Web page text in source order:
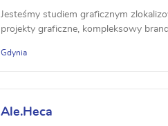
Jesteśmy studiem graficznym
projekty graficzne, kompleksowy
Gdynia
Ale.Heca